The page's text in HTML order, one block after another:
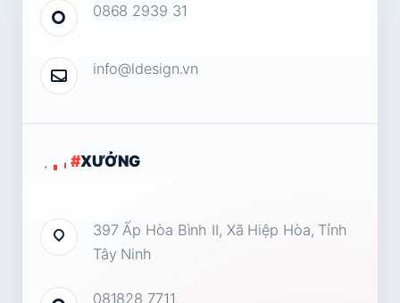
0868 2939 31
info@ldesign.vn
#XƯỞNG
397 Ấp Hòa Bình II, Xã Hiệp Hòa, Tỉnh
Tây Ninh
081828 7711